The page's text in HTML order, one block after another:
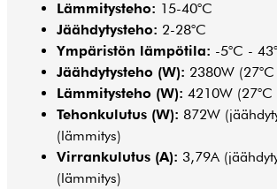
Lämmitysteho: 15-40°C
Jäähdytysteho: 2-28°C
Ympäristön lämpötila: -5°C -
Jäähdytysteho (W): 2380W
Lämmitysteho (W): 4210W (27°C
Tehonkulutus (W): 872W
(lämmitys)
Virrankulutus (A): 3,79A
(lämmitys)